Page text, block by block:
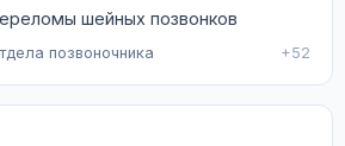
шейных позвонков
позвоночника +52